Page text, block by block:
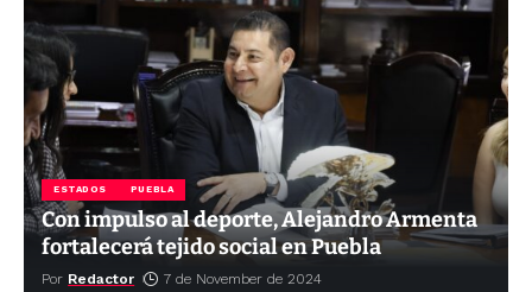
ESTADOS PUEBLA
Con impulso al deporte, Alejandro Armenta
fortalecerá tejido social en Puebla
Por Redactor 7 de November de 2024